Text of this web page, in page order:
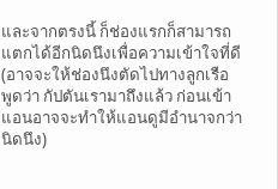
และจากตรงนี้ ก็ช่องแรกก็สามารถ
แตกได้อีกนิดนึงเพื่อความเข้าใจที่ดี
(อาจจะให้ช่องนึงตัดไปทางลูกเรือ
พูดว่า กัปตันเรามาถึงแล้ว ก่อนเข้า
แอนอาจจะทำให้แอนดูมีอำนาจกว่า
นิดนึง)